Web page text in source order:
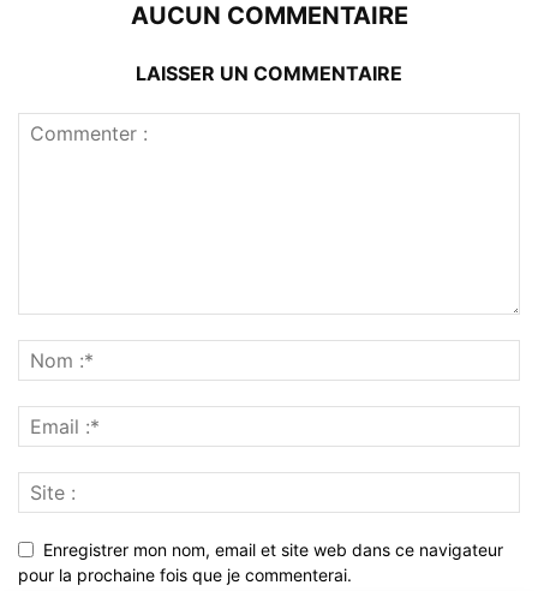
AUCUN COMMENTAIRE
LAISSER UN COMMENTAIRE
Enregistrer mon nom, email et site web dans ce navigateur
pour la prochaine fois que je commenterai.